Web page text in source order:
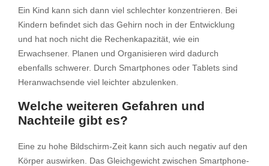
Ein Kind kann sich dann viel schlechter konzentrieren. Bei
Kindern befindet sich das Gehirn noch in der Entwicklung
und hat noch nicht die Rechenkapazität, wie ein
Erwachsener. Planen und Organisieren wird dadurch
ebenfalls schwerer. Durch Smartphones oder Tablets sind
Heranwachsende viel leichter abzulenken.
Welche weiteren Gefahren und
Nachteile gibt es?
Eine zu hohe Bildschirm-Zeit kann sich auch negativ auf den
Körper auswirken. Das Gleichgewicht zwischen Smartphone-